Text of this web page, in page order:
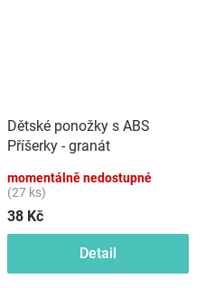
Dětské ponožky s ABS
Příšerky - granát
momentálně nedostupné
(27 ks)
38 Kč
Detail